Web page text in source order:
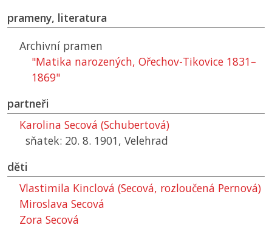
prameny, literatura
Archivní pramen
"Matika narozených, Ořechov-Tikovice 1831–
1869"
partneři
Karolina Secová (Schubertová)
sňatek: 20. 8. 1901, Velehrad
děti
Vlastimila Kinclová (Secová, rozloučená Pernová)
Miroslava Secová
Zora Secová